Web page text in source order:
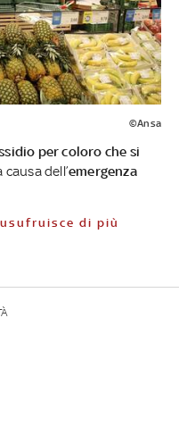
©Ansa
per coloro che si
causa dell’emergenza
usufruisce di più